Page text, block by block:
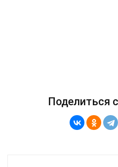
Поделиться